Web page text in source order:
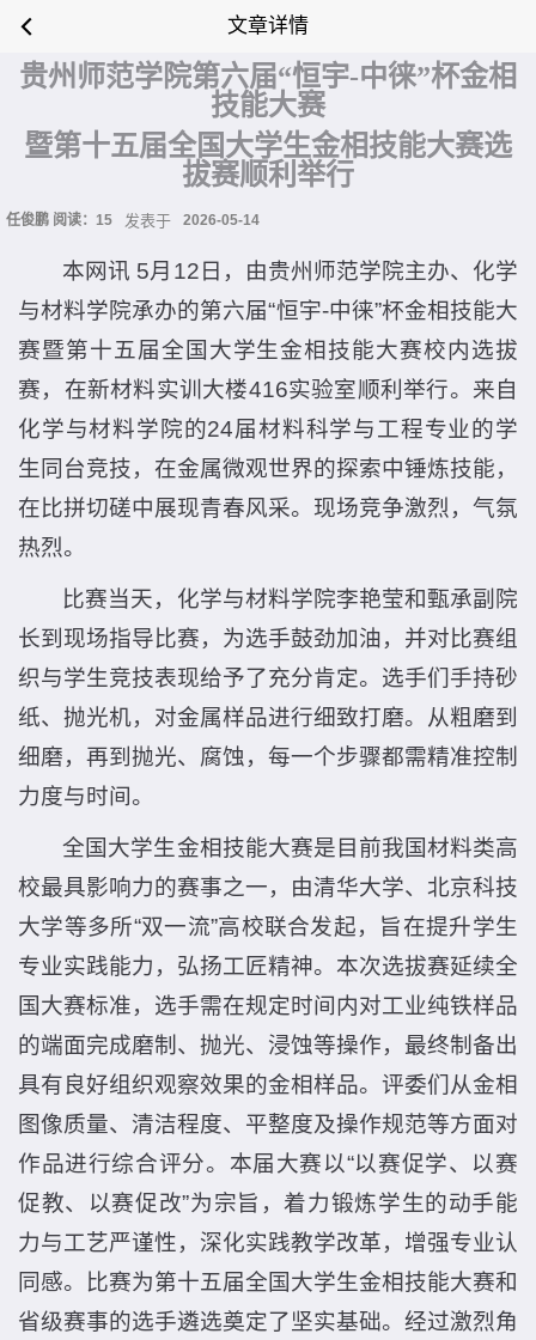
文章详情
贵州师范学院第六届“恒宇-中徕”杯金相
技能大赛
暨第十五届全国大学生金相技能大赛选
拔赛顺利举行
任俊鹏 阅读： 15 发表于 2026-05-14
本网讯 5月12日，由贵州师范学院主办、化学
与材料学院承办的第六届“恒宇-中徕”杯金相技能大
赛暨第十五届全国大学生金相技能大赛校内选拔
赛，在新材料实训大楼416实验室顺利举行。来自
化学与材料学院的24届材料科学与工程专业的学
生同台竞技，在金属微观世界的探索中锤炼技能，
在比拼切磋中展现青春风采。现场竞争激烈，气氛
热烈。
比赛当天，化学与材料学院李艳莹和甄承副院
长到现场指导比赛，为选手鼓劲加油，并对比赛组
织与学生竞技表现给予了充分肯定。选手们手持砂
纸、抛光机，对金属样品进行细致打磨。从粗磨到
细磨，再到抛光、腐蚀，每一个步骤都需精准控制
力度与时间。
全国大学生金相技能大赛是目前我国材料类高
校最具影响力的赛事之一，由清华大学、北京科技
大学等多所“双一流”高校联合发起，旨在提升学生
专业实践能力，弘扬工匠精神。本次选拔赛延续全
国大赛标准，选手需在规定时间内对工业纯铁样品
的端面完成磨制、抛光、浸蚀等操作，最终制备出
具有良好组织观察效果的金相样品。评委们从金相
图像质量、清洁程度、平整度及操作规范等方面对
作品进行综合评分。本届大赛以“以赛促学、以赛
促教、以赛促改”为宗旨，着力锻炼学生的动手能
力与工艺严谨性，深化实践教学改革，增强专业认
同感。比赛为第十五届全国大学生金相技能大赛和
省级赛事的选手遴选奠定了坚实基础。经过激烈角